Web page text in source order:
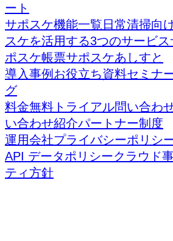
ート
サポスケ機能一覧 日常清掃向
スケを活用する3つのサービス
ポスケ帳票サポスケあしすと
導入事例 お役立ち資料セミナ
グ
料金無料トライアル問い合わ
い合わせ紹介パートナー制度
運用会社プライバシーポリシ
API データポリシークラウド
ティ方針